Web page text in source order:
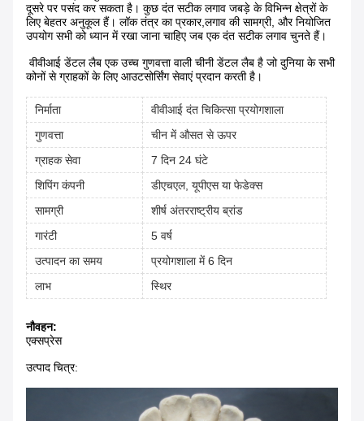
दूसरे पर पसंद कर सकता है। कुछ दंत सटीक लगाव जबड़े के विभिन्न क्षेत्रों के
लिए बेहतर अनुकूल हैं। लॉक तंत्र का प्रकार,लगाव की सामग्री, और नियोजित
उपयोग सभी को ध्यान में रखा जाना चाहिए जब एक दंत सटीक लगाव चुनते हैं।
वीवीआई डेंटल लैब एक उच्च गुणवत्ता वाली चीनी डेंटल लैब है जो दुनिया के सभी
कोनों से ग्राहकों के लिए आउटसोर्सिंग सेवाएं प्रदान करती है।
निर्माता
वीवीआई दंत चिकित्सा प्रयोगशाला
गुणवत्ता
चीन में औसत से ऊपर
ग्राहक सेवा
7 दिन 24 घंटे
शिपिंग कंपनी
डीएचएल, यूपीएस या फेडेक्स
सामग्री
शीर्ष अंतरराष्ट्रीय ब्रांड
गारंटी
5 वर्ष
उत्पादन का समय
प्रयोगशाला में 6 दिन
लाभ
स्थिर
नौवहन:
एक्सप्रेस
उत्पाद चित्र: